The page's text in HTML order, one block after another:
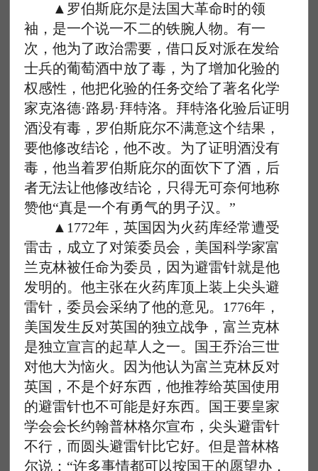
▲罗伯斯庇尔是法国大革命时的领
袖，是一个说一不二的铁腕人物。有一
次，他为了政治需要，借口反对派在发给
士兵的葡萄酒中放了毒，为了增加化验的
权感性，他把化验的任务交给了著名化学
家克洛德·路易·拜特洛。拜特洛化验后证明
酒没有毒，罗伯斯庇尔不满意这个结果，
要他修改结论，他不改。为了证明酒没有
毒，他当着罗伯斯庇尔的面饮下了酒，后
者无法让他修改结论，只得无可奈何地称
赞他“真是一个有勇气的男子汉。”
▲1772年，英国因为火药库经常遭受
雷击，成立了对策委员会，美国科学家富
兰克林被任命为委员，因为避雷针就是他
发明的。他主张在火药库顶上装上尖头避
雷针，委员会采纳了他的意见。1776年，
美国发生反对英国的独立战争，富兰克林
是独立宣言的起草人之一。国王乔治三世
对他大为恼火。因为他认为富兰克林反对
英国，不是个好东西，他推荐给英国使用
的避雷针也不可能是好东西。国王要皇家
学会会长约翰普林格尔宣布，尖头避雷针
不行，而圆头避雷针比它好。但是普林格
尔说：“许多事情都可以按国王的愿望办，